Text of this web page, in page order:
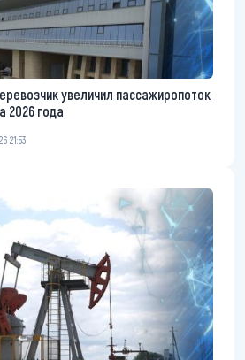
увеличил пассажиропоток
2026 года
21:53